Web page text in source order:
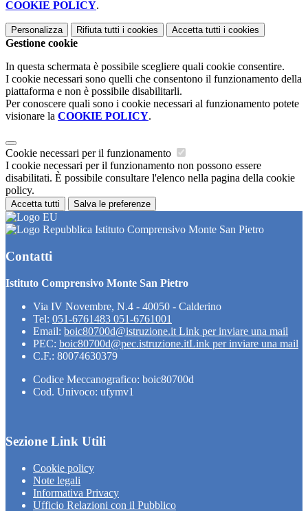
COOKIE POLICY.
Personalizza Rifiuta tutti i cookies Accetta tutti i cookies
Gestione cookie
In questa schermata è possibile scegliere quali cookie consentire.
I cookie necessari sono quelli che consentono il funzionamento della
piattaforma e non è possibile disabilitarli.
Per conoscere quali sono i cookie necessari al funzionamento potete
visionare la COOKIE POLICY.
Cookie necessari per il funzionamento
I cookie necessari per il funzionamento non possono essere
disabilitati. È possibile consultare l'elenco nella pagina della cookie
policy.
Accetta tutti Salva le preferenze
Istituto Comprensivo Monte San Pietro
Contatti
Istituto Comprensivo Monte San Pietro
Via IV Novembre, N.4 - 40050 - Calderino
Tel: 051-6761483 051-6761001
Email: boic80700d@istruzione.it Link per inviare una mail
PEC: boic80700d@pec.istruzione.itLink per inviare una mail
C.F.: 80074630379
Codice Meccanografico: boic80700d
Cod. Univoco: ufymv1
Sezione Link Utili
Cookie policy
Note legali
Informativa Privacy
Ufficio Relazioni con il Pubblico